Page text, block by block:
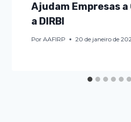
Ajudam Empresas
a DIRBI
Por AAFIRP 20 de janeiro de